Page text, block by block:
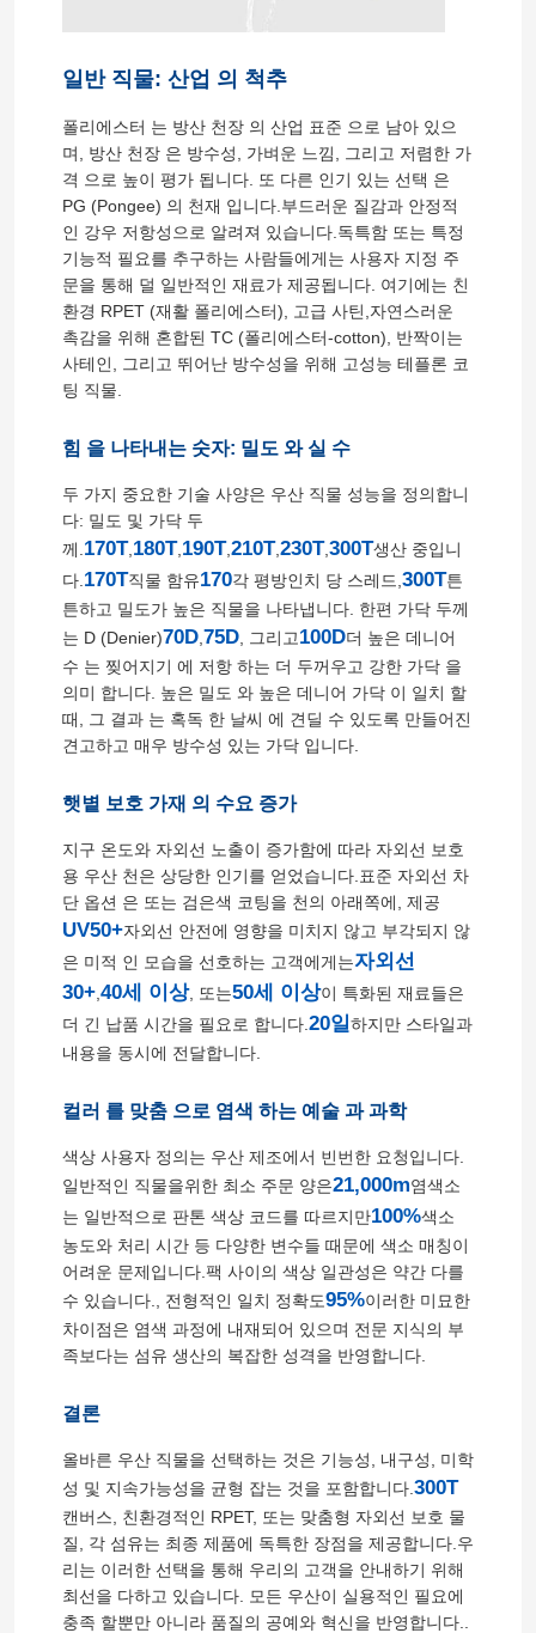
제품 소개
회사 소개
공장 투어
연락처
뉴스
일반 직물: 산업 의 척추
폴리에스터 는 방산 천장 의 산업 표준 으로 남아 있으
며, 방산 천장 은 방수성, 가벼운 느낌, 그리고 저렴한 가
격 으로 높이 평가 됩니다. 또 다른 인기 있는 선택 은
PG (Pongee) 의 천재 입니다.부드러운 질감과 안정적
인 강우 저항성으로 알려져 있습니다.독특함 또는 특정
기능적 필요를 추구하는 사람들에게는 사용자 지정 주
문을 통해 덜 일반적인 재료가 제공됩니다. 여기에는 친
환경 RPET (재활 폴리에스터), 고급 사틴,자연스러운
촉감을 위해 혼합된 TC (폴리에스터-cotton), 반짝이는
사테인, 그리고 뛰어난 방수성을 위해 고성능 테플론 코
팅 직물.
힘 을 나타내는 숫자: 밀도 와 실 수
두 가지 중요한 기술 사양은 우산 직물 성능을 정의합니
다: 밀도 및 가닥 두
께. 170T, 180T, 190T,210T,230T,300T생산 중입니
다. 170T직물 함유170각 평방인치 당 스레드, 300T튼
튼하고 밀도가 높은 직물을 나타냅니다. 한편 가닥 두께
는 D (Denier)70D, 75D, 그리고100D더 높은 데니어
수 는 찢어지기 에 저항 하는 더 두꺼우고 강한 가닥 을
의미 합니다. 높은 밀도 와 높은 데니어 가닥 이 일치 할
때, 그 결과 는 혹독 한 날씨 에 견딜 수 있도록 만들어진
견고하고 매우 방수성 있는 가닥 입니다.
햇볕 보호 가재 의 수요 증가
지구 온도와 자외선 노출이 증가함에 따라 자외선 보호
용 우산 천은 상당한 인기를 얻었습니다.표준 자외선 차
단 옵션 은 또는 검은색 코팅을 천의 아래쪽에, 제공
UV50+자외선 안전에 영향을 미치지 않고 부각되지 않
은 미적 인 모습을 선호하는 고객에게는자외선
30+, 40세 이상, 또는50세 이상이 특화된 재료들은
더 긴 납품 시간을 필요로 합니다. 20일하지만 스타일과
내용을 동시에 전달합니다.
컬러 를 맞춤 으로 염색 하는 예술 과 과학
색상 사용자 정의는 우산 제조에서 빈번한 요청입니다.
일반적인 직물을위한 최소 주문 양은21,000m염색소
는 일반적으로 판톤 색상 코드를 따르지만100%색소
농도와 처리 시간 등 다양한 변수들 때문에 색소 매칭이
어려운 문제입니다.팩 사이의 색상 일관성은 약간 다를
수 있습니다., 전형적인 일치 정확도95%이러한 미묘한
차이점은 염색 과정에 내재되어 있으며 전문 지식의 부
족보다는 섬유 생산의 복잡한 성격을 반영합니다.
결론
올바른 우산 직물을 선택하는 것은 기능성, 내구성, 미학
성 및 지속가능성을 균형 잡는 것을 포함합니다. 300T
캔버스, 친환경적인 RPET, 또는 맞춤형 자외선 보호 물
질, 각 섬유는 최종 제품에 독특한 장점을 제공합니다.우
리는 이러한 선택을 통해 우리의 고객을 안내하기 위해
최선을 다하고 있습니다. 모든 우산이 실용적인 필요에
충족 할뿐만 아니라 품질의 공예와 혁신을 반영합니다..